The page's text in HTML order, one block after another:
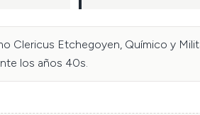
Clericus Etchegoyen, Químico y
los años 40s.